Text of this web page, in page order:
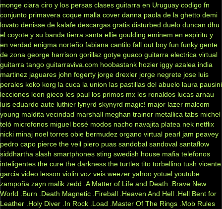
monge ciara ciro y los persas clases guitarra en Uruguay codigo fn
conjunto primavera coque malla cover danna paola de la ghetto demi
lovato denisse de kalafe descargas gratis disturbed duelo duncan dhu
el coyote y su banda tierra santa ellie goulding eminem en espiritu y
en verdad enigma norteño fabiana cantilo fall out boy fun funky gente
de zona george harrison gorillaz gotye guaco guitarra electrica virtual
guitarra tango guitarraviva.com hoobastank hozier iggy azalea india
martinez jaguares john fogerty jorge drexler jorge negrete jose luis
perales koko korg la cuca la union las pastillas del abuelo laura pausini
lecciones leon gieco les paul los primos mx los ronaldos lucas arnau
luis eduardo aute luthier lynyrd skynyrd magic! major lazer malcom
young maldita vecindad marshall meghan trainor metallica tabs michel
teló microfonos miguel bosé modos nacho navajita platea nek netflix
nicki minaj noel torres obie bermudez organo virtual pearl jam peavey
pedro capo pierce the veil piero puas sandobal sandoval santaflow
siddhartha slash smartphones sting swedish house mafia telefonos
inteligentes the cure the darkness the turtles tito torbellino tush vicente
garcia video lesson violin voz veis weezer yahoo yotuel youtube
zampoña zayn malik zedd .A Matter of Life and Death
.Brave New
World
.Burn .Death Magnetic .Fireball .Heaven And Hell .Hell Bent for
Leather .Holy Diver .In Rock .Load .Master Of The Rings .Mob Rules